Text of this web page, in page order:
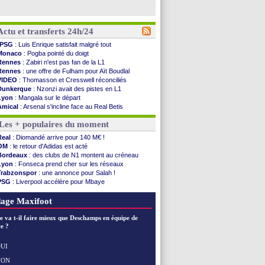
et transferts 24h/24
PSG : Luis Enrique satisfait malgré tout
: Pogba pointé du doigt
: Zabiri n'est pas fan de la L1
: une offre de Fulham pour Aït Boudlal
: Thomasson et Cresswell réconciliés
: Nzonzi avait des pistes en L1
: Mangala sur le départ
: Arsenal s'incline face au Real Betis
: lourde défaite pour le PSG
City: Maresca flou pour Reijnders
: Fenerbahçe prend une belle option
Diriyah: Mbemba arrive libre (officiel)
: le plan d'Alvarez à son retour
: premier succès pour Brest
: le joli but de Greenwood avec le Fener !
2030: une promesse d'Infantino au Maroc ...
: la compo pour le premier match amical
: une nouvelle offre pour Vinicius
: Cabral a prolongé (officiel)
+ populaires du moment
: Diomandé arrive pour 140 M€ !
: le retour d'Adidas est acté
: des clubs de N1 montent au créneau
: Fonseca prend cher sur les réseaux
: une annonce pour Salah !
: Liverpool accélère pour Mbaye
: 3 joueurs écartés du groupe pro
Maxifoot
va t-il faire mieux que Deschamps en équipe de
?